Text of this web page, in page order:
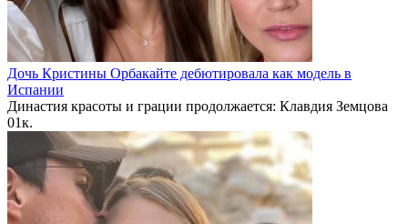
Дочь Кристины Орбакайте дебютировала как модель в
Испании
Династия красоты и грации продолжается: Клавдия Земцова
01к.